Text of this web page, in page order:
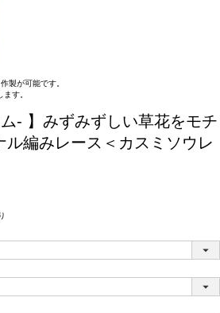
製が可能です。
す。
- 】みずみずしい草花をモチ
ル編みレース＜カスミソウレ